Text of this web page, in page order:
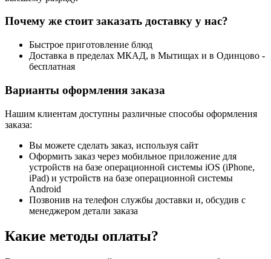
Почему же стоит заказать доставку у нас?
Быстрое приготовление блюд
Доставка в пределах МКАД, в Мытищах и в Одинцово -
бесплатная
Варианты оформления заказа
Нашим клиентам доступны различные способы оформления
заказа:
Вы можете сделать заказ, используя сайт
Оформить заказ через мобильное приложение для
устройств на базе операционной системы iOS (iPhone,
iPad) и устройств на базе операционной системы
Android
Позвонив на телефон службы доставки и, обсудив с
менеджером детали заказа
Какие методы оплаты?